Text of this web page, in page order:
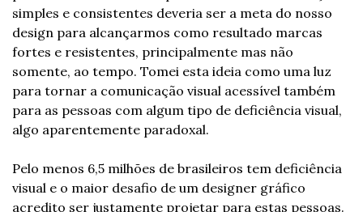
simples e consistentes deveria ser a meta do nosso
design para alcançarmos como resultado marcas
fortes e resistentes, principalmente mas não
somente, ao tempo. Tomei esta ideia como uma luz
para tornar a comunicação visual acessível também
para as pessoas com algum tipo de deficiência visual,
algo aparentemente paradoxal.
Pelo menos 6,5 milhões de brasileiros tem deficiência
visual e o maior desafio de um designer gráfico
acredito ser justamente projetar para estas pessoas.